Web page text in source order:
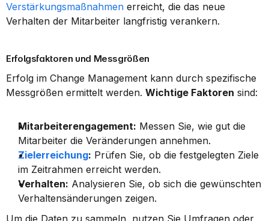
Verstärkungsmaßnahmen erreicht, die das neue
Verhalten der Mitarbeiter langfristig verankern.
Erfolgsfaktoren und Messgrößen
Erfolg im Change Management kann durch spezifische
Messgrößen ermittelt werden. Wichtige Faktoren sind:
Mitarbeiterengagement: Messen Sie, wie gut die
Mitarbeiter die Veränderungen annehmen.
Zielerreichung: Prüfen Sie, ob die festgelegten Ziele
im Zeitrahmen erreicht werden.
Verhalten: Analysieren Sie, ob sich die gewünschten
Verhaltensänderungen zeigen.